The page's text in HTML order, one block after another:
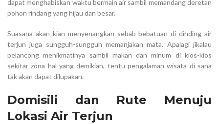
dapat menghabiskan waktu bermain air sambil memandang deretan
pohon rindang yang hijau dan besar.
Suasana akan kian menyenangkan sebab bebatuan di dinding air
terjun juga sungguh-sungguh memanjakan mata. Apalagi jikalau
pelancong menikmatinya sambil makan dan minum di kios-kios
sekitar zona hal yang demikian, tentu pengalaman wisata di sana
tak akan dapat dilupakan.
Domisili dan Rute Menuju
Lokasi Air Terjun